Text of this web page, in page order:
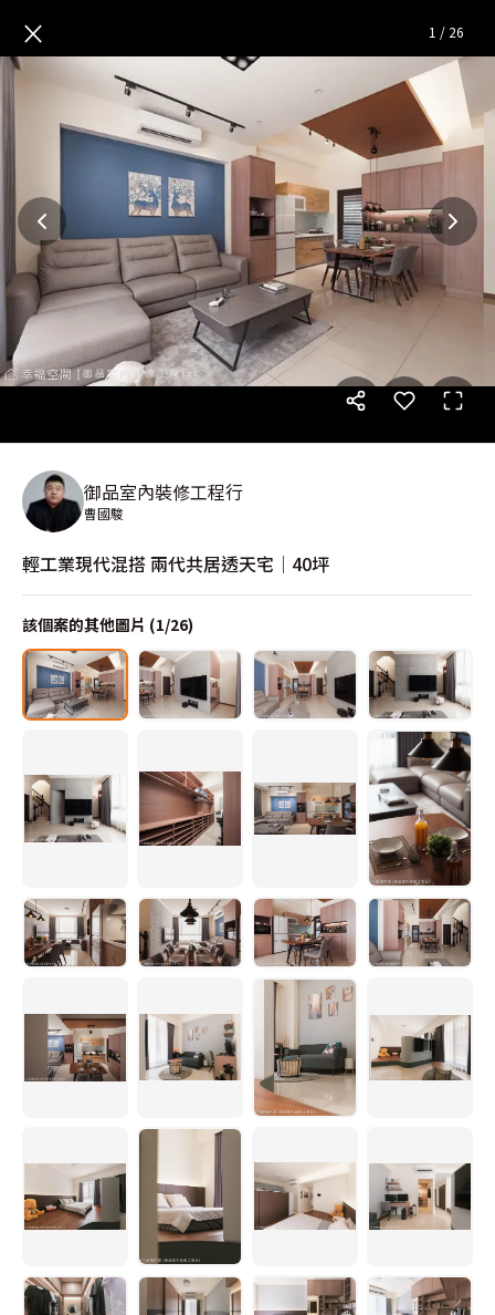
輕工業現代混搭 兩代共居透天
× 1 / 26
御品室內裝修工程行
曹國駿
輕工業現代混搭 兩代共居透天宅│40坪
該個案的其他圖片 (1/26)